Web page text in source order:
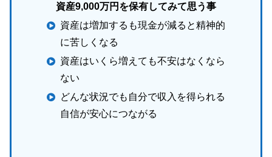
資産9,000万円を保有してみて思う事
資産は増加するも現金が減ると精神的
に苦しくなる
資産はいくら増えても不安はなくなら
ない
どんな状況でも自分で収入を得られる
自信が安心につながる